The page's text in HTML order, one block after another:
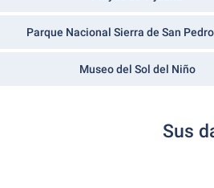
Parque Nacional Sierra de San
Museo del Sol del Niño
Sus